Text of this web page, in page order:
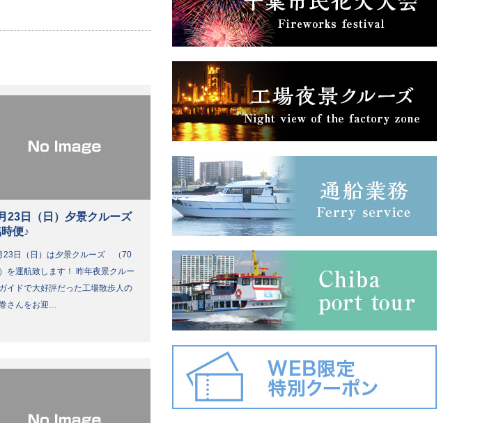
23日（日）夕景クルーズ
時便♪
23日（日）は夕景クルーズ （70
を運航致します！ 昨年夜景クルー
イドで大好評だった工場散歩人の
さんをお迎…